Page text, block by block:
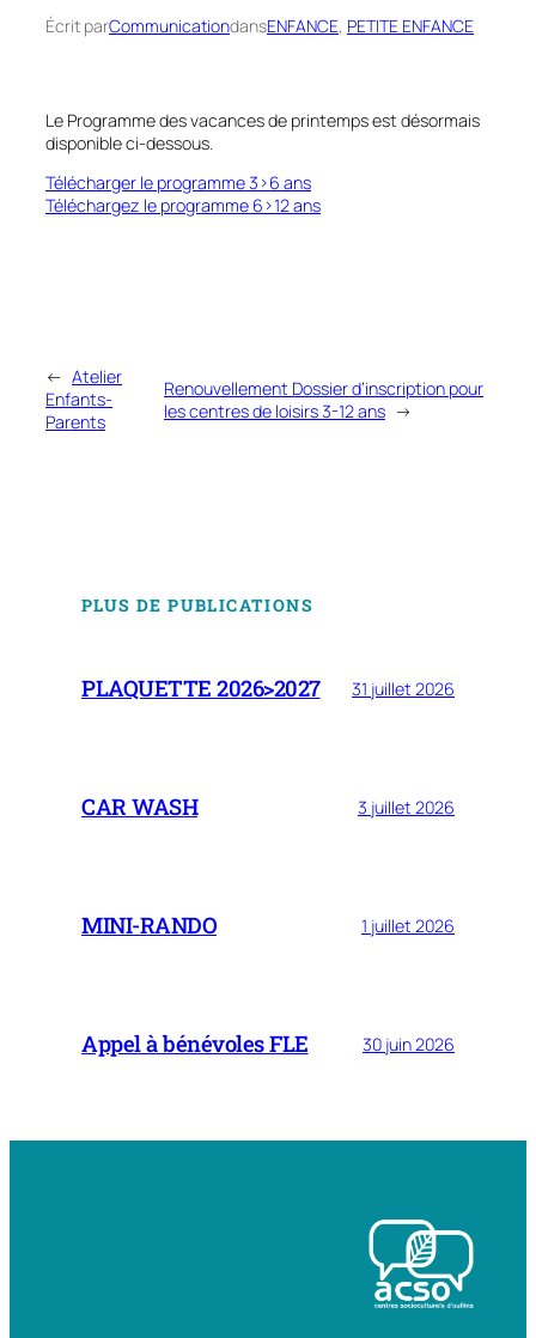
Écrit parCommunicationdansENFANCE, PETITE ENFANCE
Le Programme des vacances de printemps est désormais
disponible ci-dessous.
Télécharger le programme 3>6 ans
Téléchargez le programme 6>12 ans
← Atelier
Enfants-
Parents
Renouvellement Dossier d’inscription pour
les centres de loisirs 3-12 ans →
PLUS DE PUBLICATIONS
PLAQUETTE 2026>2027 31 juillet 2026
CAR WASH 3 juillet 2026
MINI-RANDO 1 juillet 2026
Appel à bénévoles FLE 30 juin 2026